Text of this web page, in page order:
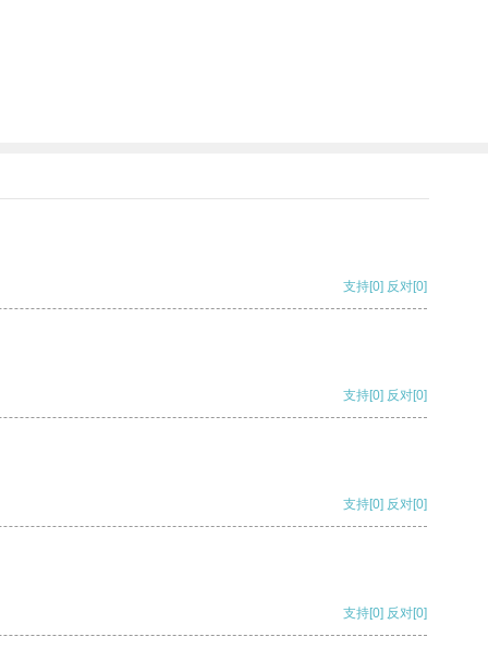
支持[0] 反对[0]
支持[0] 反对[0]
支持[0] 反对[0]
支持[0] 反对[0]